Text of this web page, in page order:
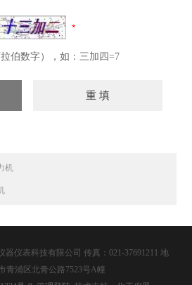
伯数字），如：三加四=7
机
器仪表科技有限公司 传真：021-37691211 地
青浦区北青公路7523号A幢